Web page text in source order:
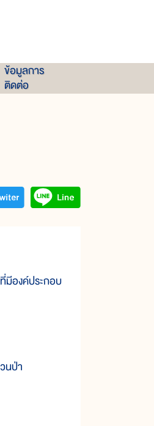
ข้อมูลการ
ติดต่อ
องค์ประกอบ
นป่า